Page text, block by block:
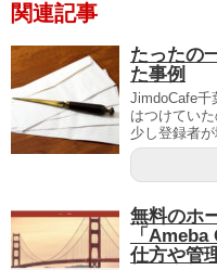
関連記事
たったの
た事例
JimdoCafe千
はつけてい
少し登録者
無料のホ
「
仕方や管